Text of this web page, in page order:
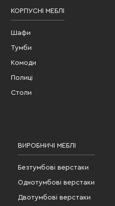
КОРПУСНІ МЕБЛІ
Шафи
Тумби
Комоди
Полиці
Столи
ВИРОБНИЧІ МЕБЛІ
Безтумбові верстаки
Однотумбові верстаки
Двотумбові верстаки